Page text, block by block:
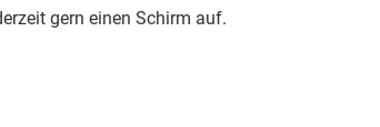
gern einen Schirm auf.